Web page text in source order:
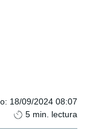
: 18/09/2024 08:07
5 min. lectura